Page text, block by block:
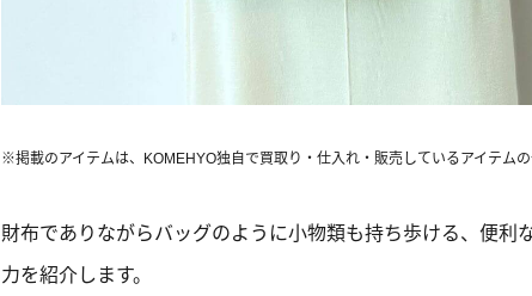
※掲載のアイテムは、KOMEHYO独自で買取り・仕入れ・販売しているアイテム
財布でありながらバッグのように小物類も持ち歩ける、便
力を紹介します。